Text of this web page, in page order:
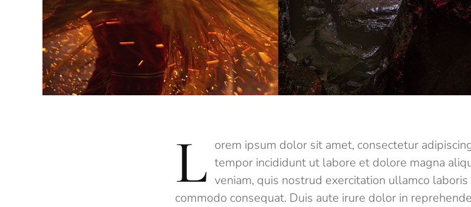
L orem ipsum dolor sit amet, consectetur
tempor incididunt ut labore et dolore magna
veniam, quis nostrud exercitation ullamco
commodo consequat. Duis aute irure dolor in